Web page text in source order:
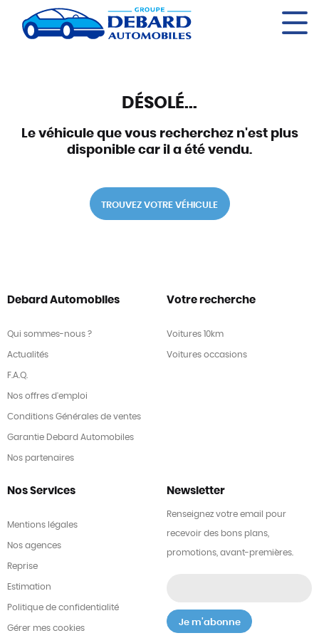
DÉSOLÉ...
Le véhicule que vous recherchez n'est plus
disponible car il a été vendu.
TROUVEZ VOTRE VÉHICULE
Debard Automobiles
Qui sommes-nous ?
Actualités
F.A.Q.
Nos offres d'emploi
Conditions Générales de ventes
Garantie Debard Automobiles
Nos partenaires
Votre recherche
Voitures 10km
Voitures occasions
Nos Services
Mentions légales
Nos agences
Reprise
Estimation
Politique de confidentialité
Gérer mes cookies
Newsletter
Renseignez votre email pour
recevoir des bons plans,
promotions, avant-premières.
Panneau de gestion des cookies